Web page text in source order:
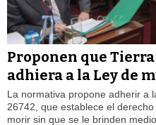
Proponen que Tierra
adhiera a la Ley de
La normativa propone adherir a
26742, que establece el
morir sin que se le brinden